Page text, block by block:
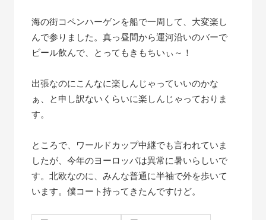
海の街コペンハーゲンを船で一周して、大変楽し
んで参りました。真っ昼間から運河沿いのバーで
ビール飲んで、とってもきもちいぃ～！
出張なのにこんなに楽しんじゃっていいのかな
ぁ、と申し訳ないくらいに楽しんじゃっておりま
す。
ところで、ワールドカップ中継でも言われていま
したが、今年のヨーロッパは異常に暑いらしいで
す。北欧なのに、みんな普通に半袖で外を歩いて
います。僕コート持ってきたんですけど。